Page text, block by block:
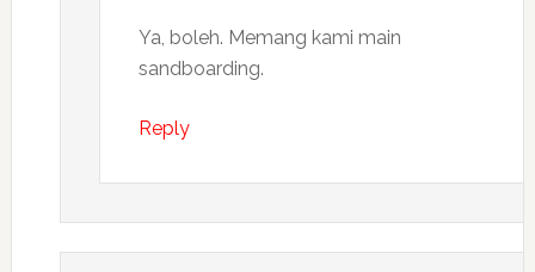
Ya, boleh. Memang kami main
sandboarding.
Reply